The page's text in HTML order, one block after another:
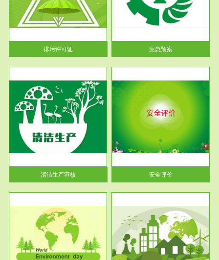
排污许可证
根据《中华人民共和国环境保护
法》第十九条 企业事业单位应
当按照...
应急预案
清洁生产审核
服务范围
安全评价
安全评价安全评价目的是查找、
分析和预测工程、系统、生产经
营活...
安全评价
服务范围
VOCs在线监测